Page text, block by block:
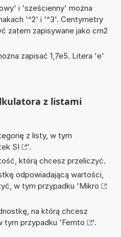
i 'sześcienny' można
'^2' i '^3'. Centymetry
zatem zapisywane jako cm2
zapisać 1,7e5. Litera 'e'
z listami
z listy, w tym
SI
'.
którą chcesz przeliczyć.
odpowiadającą wartości,
w tym przypadku 'Mikro
na którą chcesz
tym przypadku 'Femto '.